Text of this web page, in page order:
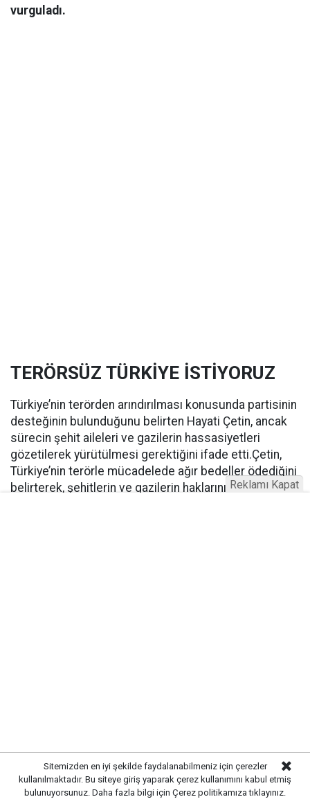
vurguladı.
TERÖRSÜZ TÜRKİYE İSTİYORUZ
Türkiye’nin terörden arındırılması konusunda partisinin
desteğinin bulunduğunu belirten Hayati Çetin, ancak
sürecin şehit aileleri ve gazilerin hassasiyetleri
gözetilerek yürütülmesi gerektiğini ifade etti.Çetin,
Türkiye’nin terörle mücadelede ağır bedeller ödediğini
belirterek, şehitlerin ve gazilerin haklarının
Sitemizden en iyi şekilde faydalanabilmeniz için çerezler
kullanılmaktadır. Bu siteye giriş yaparak çerez kullanımını kabul etmiş
bulunuyorsunuz. Daha fazla bilgi için Çerez politikamıza tıklayınız.
Reklamı Kapat